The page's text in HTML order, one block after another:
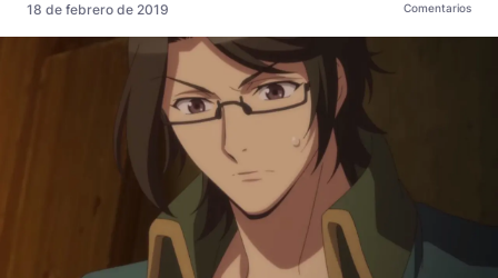
18 de febrero de 2019 Comentarios